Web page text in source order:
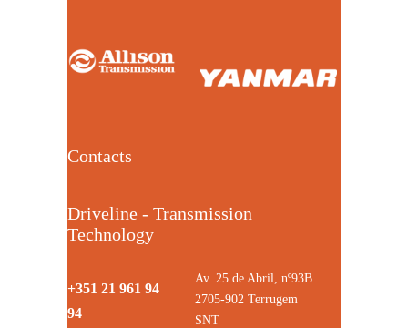
Contacts
Driveline - Transmission
Technology
+351 21 961 94
94
Av. 25 de Abril, nº93B
2705-902 Terrugem
SNT